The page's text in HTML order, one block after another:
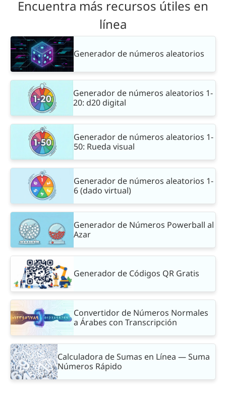
Encuentra más recursos útiles en
línea
Generador de números aleatorios
Generador de números aleatorios 1-
20: d20 digital
Generador de números aleatorios 1-
50: Rueda visual
Generador de números aleatorios 1-
6 (dado virtual)
Generador de Números Powerball al
Azar
Generador de Códigos QR Gratis
Convertidor de Números Normales
a Árabes con Transcripción
Calculadora de Sumas en Línea — Suma
Números Rápido